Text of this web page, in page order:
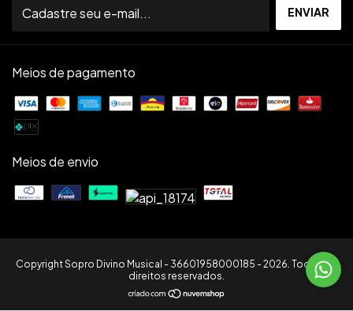
Meios de pagamento
Meios de envio
Copyright Sopro Divino Musical - 36601958000185 - 2026. Todos os
direitos reservados.